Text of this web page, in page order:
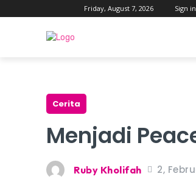
Friday, August 7, 2026 Sign
Cerita
Menjadi
Ruby Kholifah 2,